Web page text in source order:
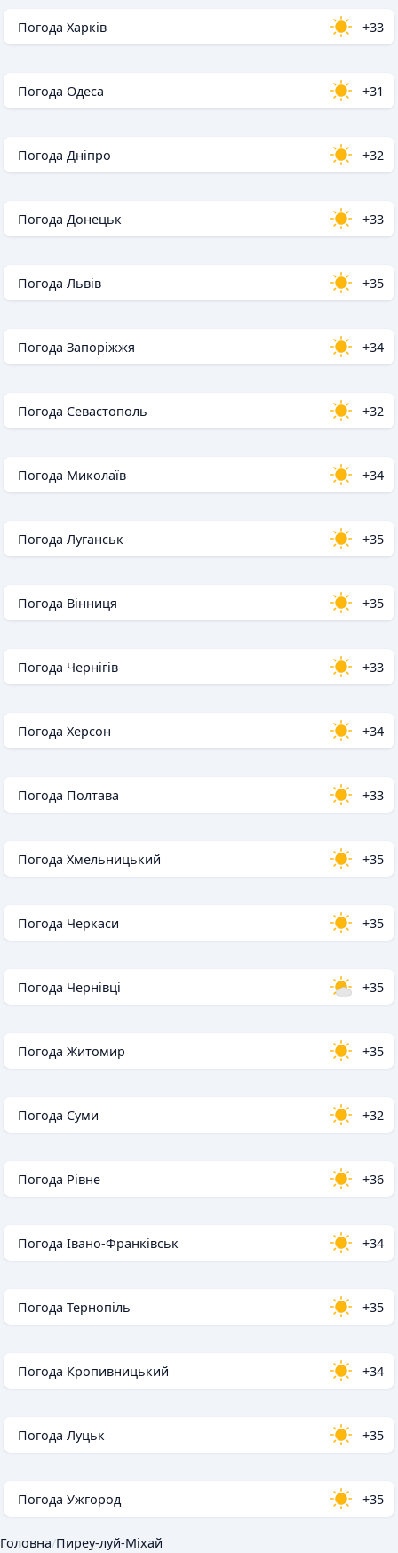
Погода Харків +33
Погода Одеса +31
Погода Дніпро +32
Погода Донецьк +33
Погода Львів +35
Погода Запоріжжя +34
Погода Севастополь +32
Погода Миколаїв +34
Погода Луганськ +35
Погода Вінниця +35
Погода Чернігів +33
Погода Херсон +34
Погода Полтава +33
Погода Хмельницький +35
Погода Черкаси +35
Погода Чернівці +35
Погода Житомир +35
Погода Суми +32
Погода Рівне +36
Погода Івано-Франківськ +34
Погода Тернопіль +35
Погода Кропивницький +34
Погода Луцьк +35
Погода Ужгород +35
Головна/Пиреу-луй-Міхай